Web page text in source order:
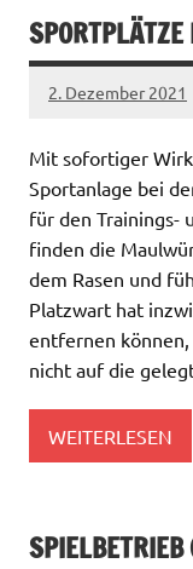
2. Dezember 2021
Mit sofortiger
Sportanlage bei
für den Trainings-
finden die
dem Rasen und
Platzwart hat
entfernen können,
nicht auf die
WEITERLESEN
SPIELBETRIEB